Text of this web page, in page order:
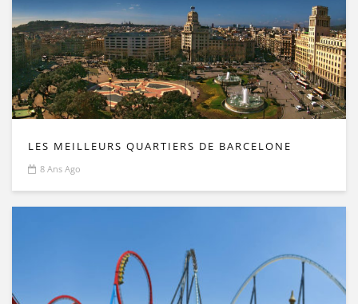
LES MEILLEURS QUARTIERS DE BARCELONE
8 Ans Ago